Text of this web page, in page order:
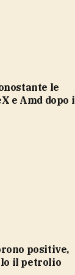
e Amd dopo i
il petrolio